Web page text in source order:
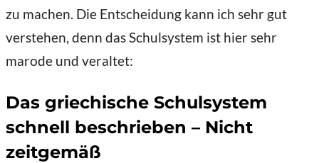
zu machen. Die Entscheidung kann ich sehr gut
verstehen, denn das Schulsystem ist hier sehr
marode und veraltet:
Das griechische Schulsystem
schnell beschrieben – Nicht
zeitgemäß